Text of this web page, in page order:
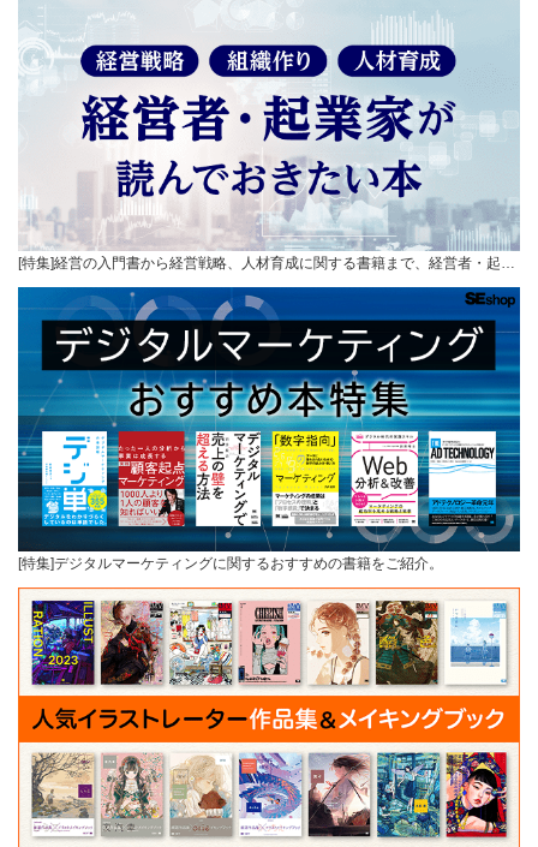
[特集]経営の入門書から経営戦略、人材育成に関する書籍まで、経営者・起…
[特集]デジタルマーケティングに関するおすすめの書籍をご紹介。